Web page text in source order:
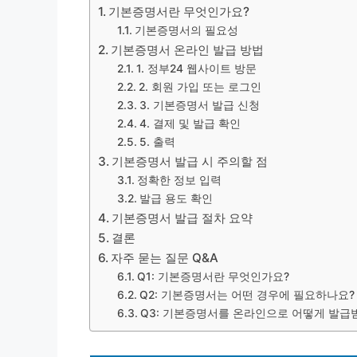
기본증명서란 무엇인가요?
기본증명서의 필요성
기본증명서 온라인 발급 방법
1. 정부24 웹사이트 방문
2. 회원 가입 또는 로그인
3. 기본증명서 발급 신청
4. 결제 및 발급 확인
5. 출력
기본증명서 발급 시 주의할 점
정확한 정보 입력
발급 용도 확인
기본증명서 발급 절차 요약
결론
자주 묻는 질문 Q&A
Q1: 기본증명서란 무엇인가요?
Q2: 기본증명서는 어떤 경우에 필요하나요?
Q3: 기본증명서를 온라인으로 어떻게 발급